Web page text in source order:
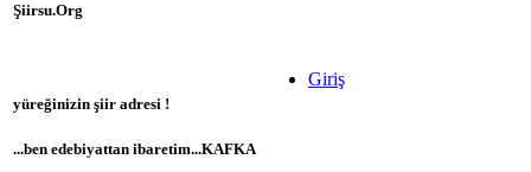
Şiirsu.Org
yüreğinizin şiir adresi !
...ben edebiyattan ibaretim...KAFKA
Giriş